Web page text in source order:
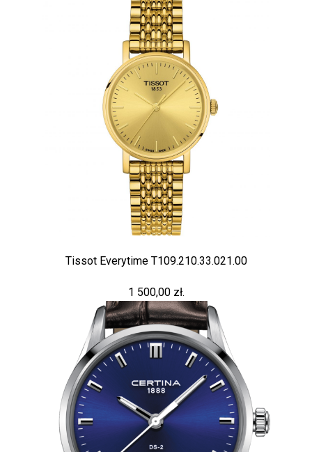
Tissot Everytime T109.210.33.021.00
1 500,00 zł.